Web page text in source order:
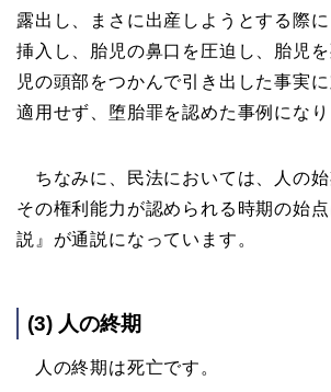
露出し、まさに出産しようとする際
挿入し、胎児の鼻口を圧迫し、胎児
児の頭部をつかんで引き出した事実
適用せず、堕胎罪を認めた事例になり
ちなみに、民法においては、人の始
その権利能力が認められる時期の始
説』が通説になっています。
(3) 人の終期
人の終期は死亡です。